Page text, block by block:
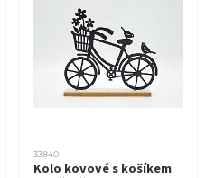
33840
Kolo kovové s košíkem